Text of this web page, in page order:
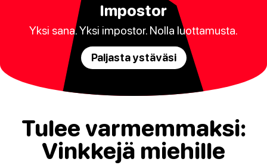
Impostor
Yksi sana. Yksi impostor. Nolla luottamusta.
Paljasta ystäväsi
Tulee varmemmaksi:
Vinkkejä miehille